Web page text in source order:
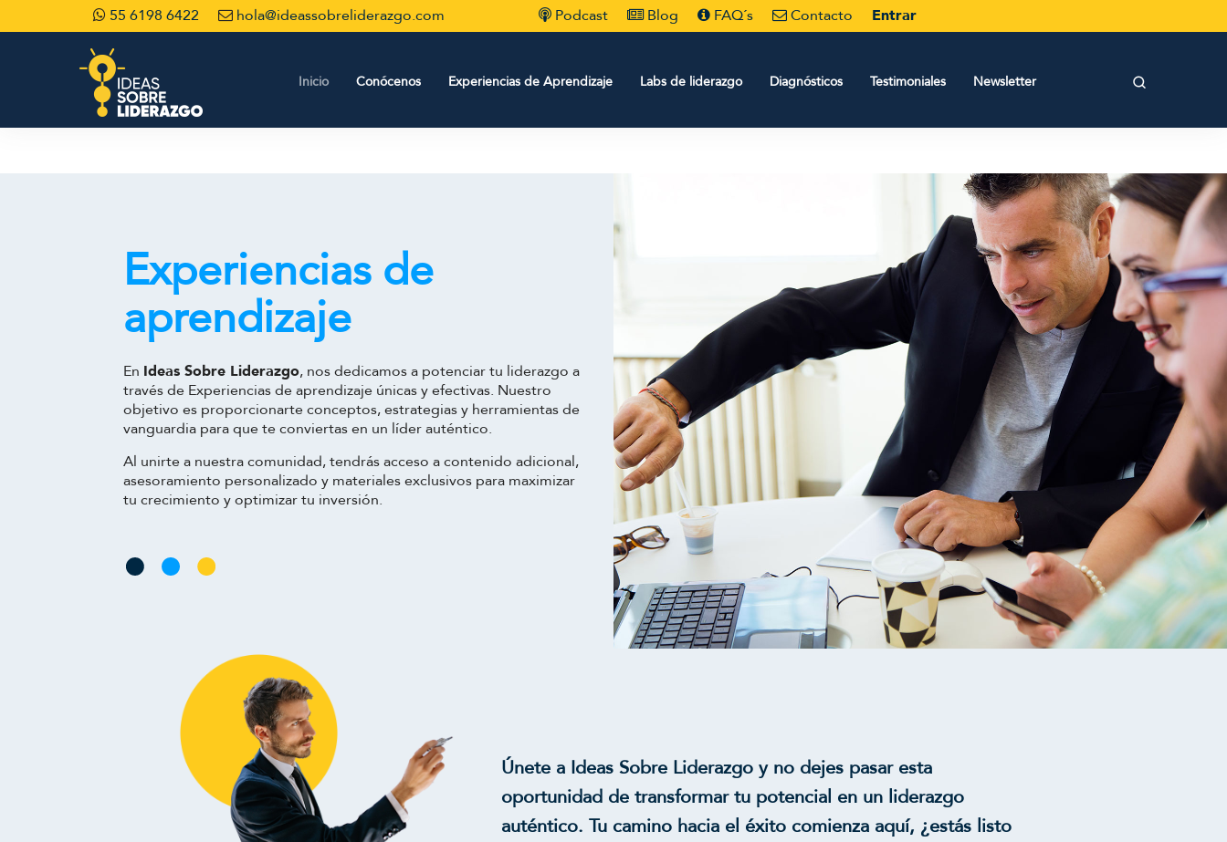
55 6198 6422 hola@ideassobreliderazgo.com Podcast Blog FAQ´s Contacto Entrar
Inicio Conócenos Experiencias de Aprendizaje Labs de liderazgo Diagnósticos Testimoniales Newsletter
Experiencias de
aprendizaje
En Ideas Sobre Liderazgo, nos dedicamos a potenciar tu liderazgo a
través de Experiencias de aprendizaje únicas y efectivas. Nuestro
objetivo es proporcionarte conceptos, estrategias y herramientas de
vanguardia para que te conviertas en un líder auténtico.
Al unirte a nuestra comunidad, tendrás acceso a contenido adicional,
asesoramiento personalizado y materiales exclusivos para maximizar
tu crecimiento y optimizar tu inversión.
Únete a Ideas Sobre Liderazgo y no dejes pasar esta
oportunidad de transformar tu potencial en un liderazgo
auténtico. Tu camino hacia el éxito comienza aquí, ¿estás listo